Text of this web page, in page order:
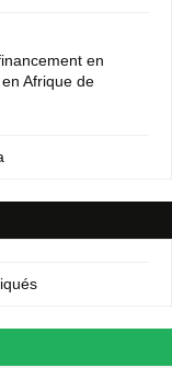
en
Afrique de